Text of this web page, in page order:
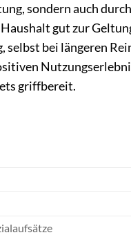
sondern auch
gut zur
bei längeren
griffbereit.